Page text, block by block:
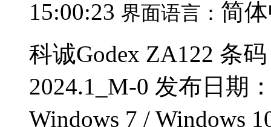
15:00:23 界面语言： 简
科诚Godex ZA122 条
2024.1_M-0 发布日期
Windows 7 / Windows